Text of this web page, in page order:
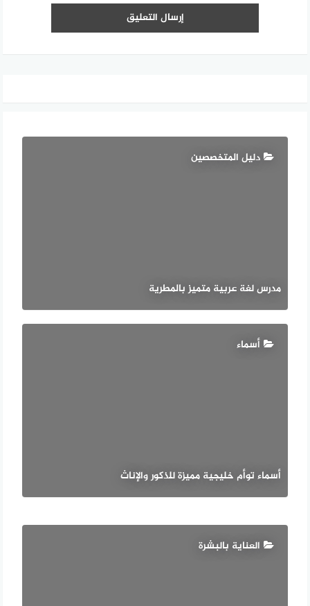
دليل المتخصصين
مدرس لغة عربية متميز بالمطرية
أسماء
أسماء توأم خليجية مميزة للذكور والإناث
العناية بالبشرة